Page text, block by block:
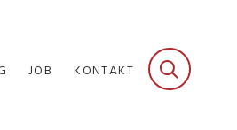
JOB KONTAKT